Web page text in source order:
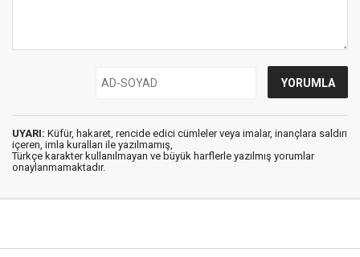
UYARI: Küfür, hakaret, rencide edici cümleler veya imalar, inançlara saldırı
içeren, imla kuralları ile yazılmamış,
Türkçe karakter kullanılmayan ve büyük harflerle yazılmış yorumlar
onaylanmamaktadır.